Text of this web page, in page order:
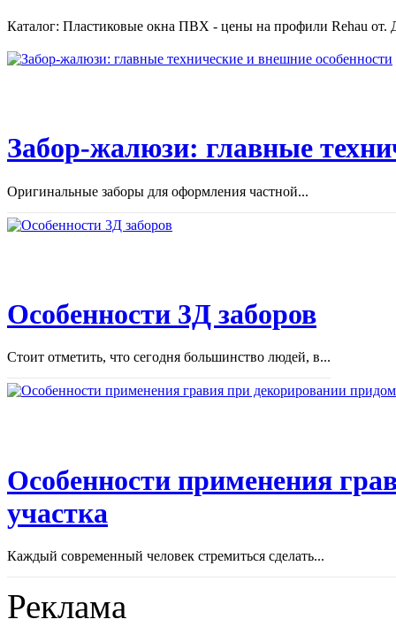
Каталог: Пластиковые окна ПВХ - цены на профили Rehau от.
Забор-жалюзи: главные
Оригинальные заборы для оформления частной...
Особенности 3Д заборов
Стоит отметить, что сегодня большинство людей, в...
Особенности применения
участка
Каждый современный человек стремиться сделать...
Реклама